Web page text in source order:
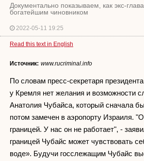
Документально показываем, как экс-
богатейшим чиновником
2022-05-11 19:25
Read this text in English
Источник: www.rucriminal.info
По словам пресс-секретаря
у Кремля нет желания и возможности
Анатолия Чубайса, который сначала
потом замечен в аэропорту Израиля.
границей. У нас он не работает", -
границей Чубайс может чувствовать
воде». Будучи госслежащим Чубайс